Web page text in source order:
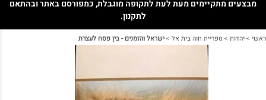
מבצעים מתקיימים מעת לעת לתקופה מוגבלת, כמפורסם באתר ובהתאם
לתקנון.
ראשי >יהדות >ספריית חוה בית אל >ישראל והזמנים - בין פסח לעצרת